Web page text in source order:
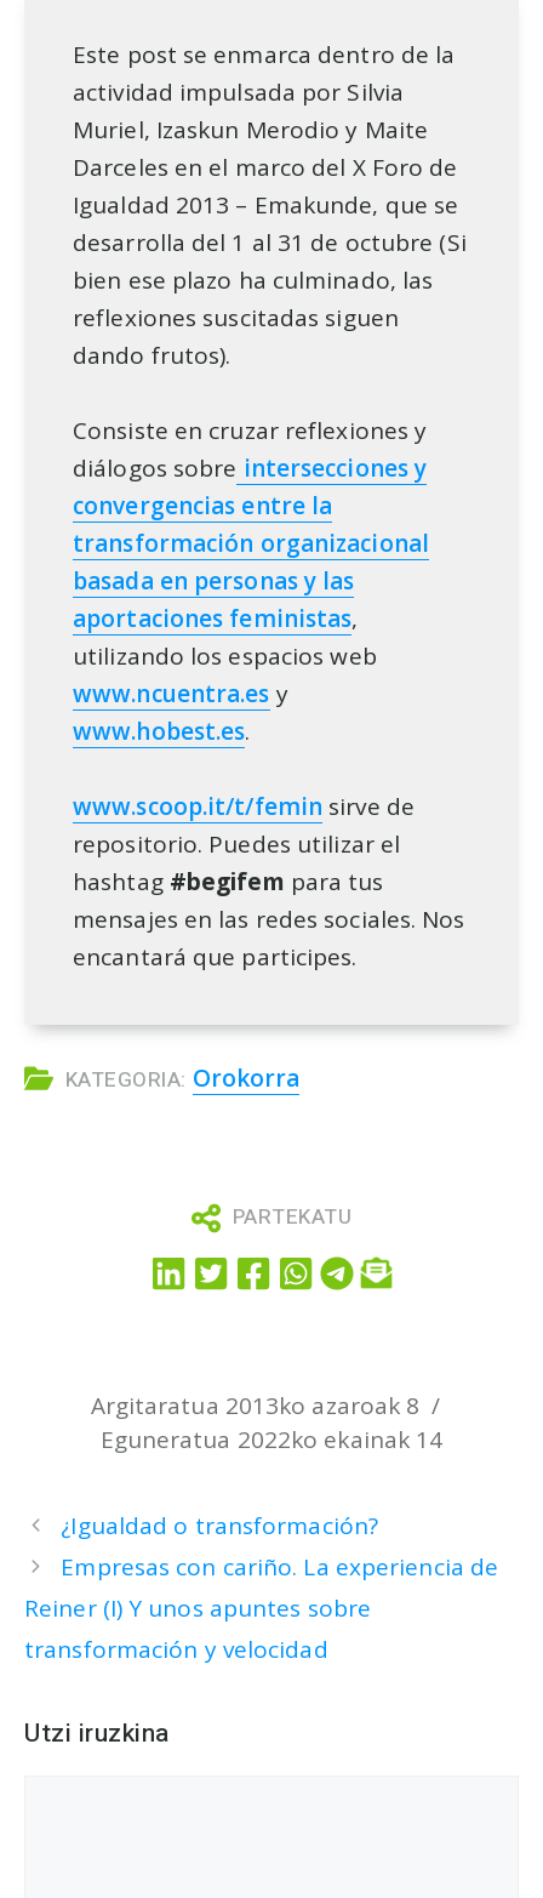
Este post se enmarca dentro de la
actividad impulsada por Silvia
Muriel, Izaskun Merodio y Maite
Darceles en el marco del X Foro de
Igualdad 2013 – Emakunde, que se
desarrolla del 1 al 31 de octubre (Si
bien ese plazo ha culminado, las
reflexiones suscitadas siguen
dando frutos).
Consiste en cruzar reflexiones y
diálogos sobre intersecciones y
convergencias entre la
transformación organizacional
basada en personas y las
aportaciones feministas,
utilizando los espacios web
www.ncuentra.es y
www.hobest.es.
www.scoop.it/t/femin sirve de
repositorio. Puedes utilizar el
hashtag #begifem para tus
mensajes en las redes sociales. Nos
encantará que participes.
KATEGORIA: Orokorra
PARTEKATU
Eguneratua 2022ko ekainak 14
Argitaratua 2013ko azaroak 8
¿Igualdad o transformación?
Empresas con cariño. La experiencia de
Reiner (I) Y unos apuntes sobre
transformación y velocidad
Utzi iruzkina